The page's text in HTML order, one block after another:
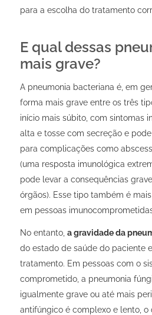
para a escolha do tratamento
E qual dessas
mais grave?
A pneumonia bacteriana é, em
forma mais grave entre os três
início mais súbito, com sintomas
alta e tosse com secreção e
para complicações como
(uma resposta imunológica
pode levar a consequências
órgãos). Esse tipo também é
em pessoas
No entanto, a gravidade da
do estado de saúde do paciente
tratamento. Em pessoas com o
comprometido, a pneumonia
igualmente grave ou até mais
antifúngico é complexo e lento, o